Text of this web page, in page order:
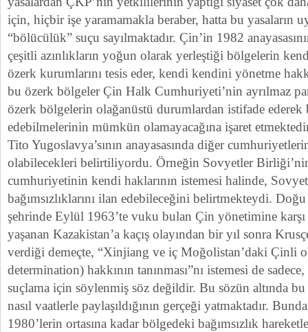
için, hiçbir işe yaramamakla beraber, hatta bu yasaların
“bölücülük” suçu sayılmaktadır. Çin’in 1982
çeşitli azınlıkların yoğun olarak yerleştiği bölgelerin
özerk kurumlarını tesis eder, kendi kendini yönetme
bu özerk bölgeler Çin Halk Cumhuriyeti’nin ayrılmaz
özerk bölgelerin olağanüstü durumlardan istifade ederek
edebilmelerinin mümkün olamayacağına işaret
Tito Yugoslavya’sının anayasasında diğer
olabilecekleri belirtiliyordu. Örneğin Sovyetler Birliği’nin
cumhuriyetinin kendi haklarının istemesi halinde,
bağımsızlıklarını ilan edebileceğini belirtmekteydi.
şehrinde Eylül 1963’te vuku bulan Çin yönetimine karşı
yaşanan Kazakistan’a kaçış olayından bir yıl sonra
verdiği demeçte, “Xinjiang ve iç Moğolistan’daki Çinli
determination) hakkının tanınması”nı istemesi de
suçlama için söylenmiş söz değildir. Bu sözün altında
nasıl vaatlerle paylaşıldığının gerçeği yatmaktadır.
1980’lerin ortasına kadar bölgedeki bağımsızlık